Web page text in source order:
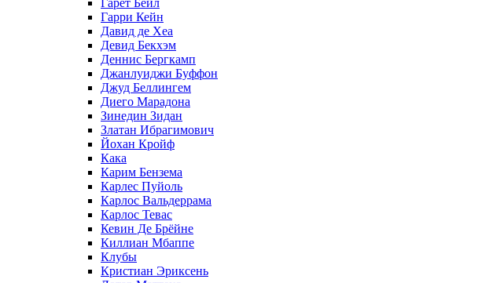
Гарет Бейл
Гарри Кейн
Давид де Хеа
Девид Бекхэм
Деннис Бергкамп
Джанлуиджи Буффон
Джуд Беллингем
Диего Марадона
Зинедин Зидан
Златан Ибрагимович
Йохан Кройф
Кака
Карим Бензема
Карлес Пуйоль
Карлос Вальдеррама
Карлос Тевас
Кевин Де Брёйне
Киллиан Мбаппе
Клубы
Кристиан Эриксень